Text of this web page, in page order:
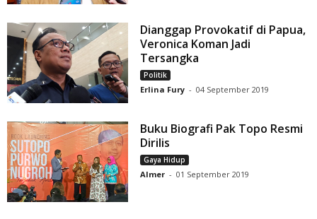
Dianggap Provokatif di Papua,
Veronica Koman Jadi
Tersangka
Politik
Erlina Fury - 04 September 2019
Buku Biografi Pak Topo Resmi
Dirilis
Gaya Hidup
Almer - 01 September 2019